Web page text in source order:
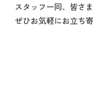
スタッフ一同、皆さ
ぜひお気軽にお立ち